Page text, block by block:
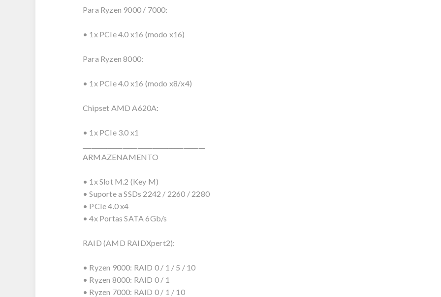
Para Ryzen 9000 / 7000:
• 1x PCIe 4.0 x16 (modo x16)
Para Ryzen 8000:
• 1x PCIe 4.0 x16 (modo x8/x4)
Chipset AMD A620A:
• 1x PCIe 3.0 x1
ARMAZENAMENTO
• 1x Slot M.2 (Key M)
• Suporte a SSDs 2242 / 2260 / 2280
• PCIe 4.0 x4
• 4x Portas SATA 6Gb/s
RAID (AMD RAIDXpert2):
• Ryzen 9000: RAID 0 / 1 / 5 / 10
• Ryzen 8000: RAID 0 / 1
• Ryzen 7000: RAID 0 / 1 / 10